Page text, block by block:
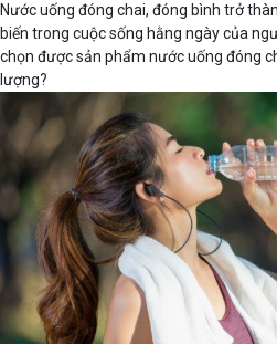
Nước uống đóng chai, đóng bình trở
biến trong cuộc sống hằng ngày của
chọn được sản phẩm nước uống đóng
lượng?